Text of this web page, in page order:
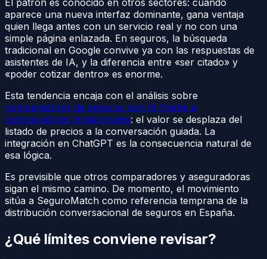
El patrón es conocido en otros sectores: cuando
aparece una nueva interfaz dominante, gana ventaja
quien llega antes con un servicio real y no con una
simple página enlazada. En seguros, la búsqueda
tradicional en Google convive ya con las respuestas de
asistentes de IA, y la diferencia entre «ser citado» y
«poder cotizar dentro» es enorme.
Esta tendencia encaja con el análisis sobre
comparadores de seguros con IA frente a
comparadores tradicionales: el valor se desplaza del
listado de precios a la conversación guiada. La
integración en ChatGPT es la consecuencia natural de
esa lógica.
Es previsible que otros comparadores y aseguradoras
sigan el mismo camino. De momento, el movimiento
sitúa a SeguroMatch como referencia temprana de la
distribución conversacional de seguros en España.
¿Qué límites conviene revisar?